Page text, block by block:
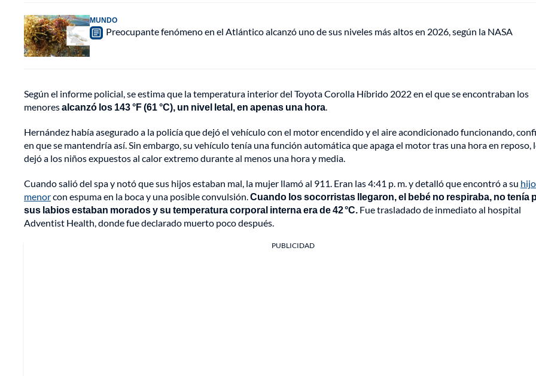
MUNDO
Preocupante fenómeno en el Atlántico alcanzó uno de sus niveles más altos en 2026, según la NASA
Según el informe policial, se estima que la temperatura interior del Toyota Corolla Híbrido 2022 en el que se encontraban los
menoresalcanzó los 143 °F (61 °C), un nivel letal, en apenas una hora.
Hernández había asegurado a la policía que dejó el vehículo con el motor encendido y el aire acondicionado funcionando,
en que se mantendría así. Sin embargo, su vehículo tenía una función automática que apaga el motor tras una hora en reposo,
dejó a los niños expuestos al calor extremo durante al menos una hora y media.
Cuando salió del spa y notó que sus hijos estaban mal, la mujer llamó al 911. Eran las 4:41 p. m. y detalló que encontró a su hijo
menorcon espuma en la boca y una posible convulsión.Cuando los socorristas llegaron, el bebé no respiraba, no tenía
sus labios estaban morados y su temperatura corporal interna era de 42 °C. Fue trasladado de inmediato al hospital
Adventist Health, donde fue declarado muerto poco después.
PUBLICIDAD